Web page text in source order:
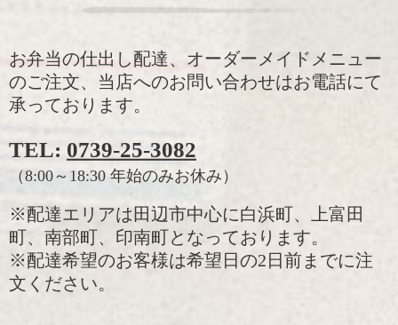
お弁当の仕出し配達、オーダーメイドメニュー
のご注文、当店へのお問い合わせはお電話にて
承っております。
TEL: 0739-25-3082
（8:00～18:30 年始のみお休み）
※配達エリアは田辺市中心に白浜町、上富田
町、南部町、印南町となっております。
※配達希望のお客様は希望日の2日前までに注
文ください。